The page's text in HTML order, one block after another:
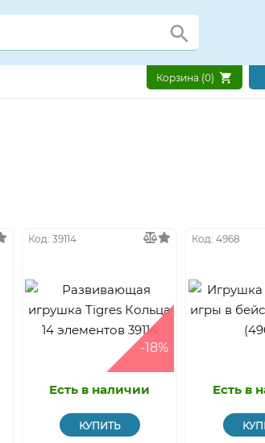
Корзина (0)
Код: 39114
-18%
Есть в наличии
КУПИТЬ
Код: 4968
Есть в